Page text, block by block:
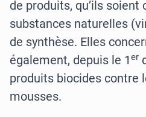
de produits, qu’ils soient
substances naturelles
de synthèse. Elles
également, depuis le 1er
produits biocides contre
mousses.